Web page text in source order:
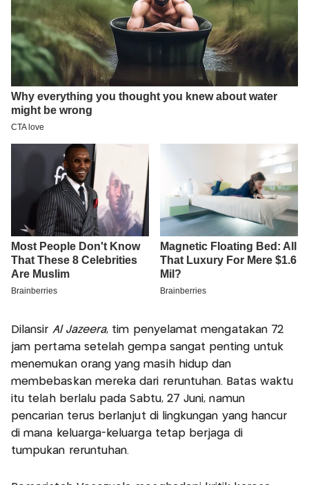
Dilansir Al Jazeera, tim penyelamat mengatakan 72
jam pertama setelah gempa sangat penting untuk
menemukan orang yang masih hidup dan
membebaskan mereka dari reruntuhan. Batas waktu
itu telah berlalu pada Sabtu, 27 Juni, namun
pencarian terus berlanjut di lingkungan yang hancur
di mana keluarga-keluarga tetap berjaga di
tumpukan reruntuhan.